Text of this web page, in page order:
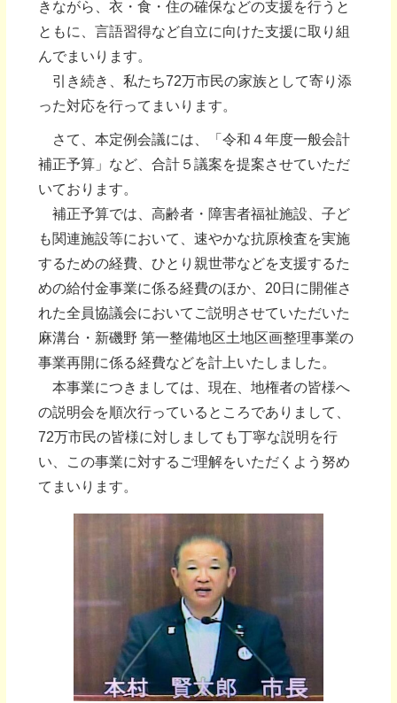
きながら、衣・食・住の確保などの支援を行うと
ともに、言語習得など自立に向けた支援に取り組
んでまいります。
引き続き、私たち72万市民の家族として寄り添
った対応を行ってまいります。
さて、本定例会議には、「令和４年度一般会計
補正予算」など、合計５議案を提案させていただ
いております。
補正予算では、高齢者・障害者福祉施設、子ど
も関連施設等において、速やかな抗原検査を実施
するための経費、ひとり親世帯などを支援するた
めの給付金事業に係る経費のほか、20日に開催さ
れた全員協議会においてご説明させていただいた
麻溝台・新磯野 第一整備地区土地区画整理事業の
事業再開に係る経費などを計上いたしました。
本事業につきましては、現在、地権者の皆様へ
の説明会を順次行っているところでありまして、
72万市民の皆様に対しましても丁寧な説明を行
い、この事業に対するご理解をいただくよう努め
てまいります。